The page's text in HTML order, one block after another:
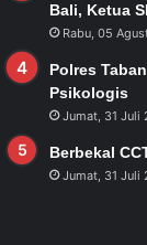
Bali, Ketua
Rabu, 05
Polres
Psikologis
Jumat, 31 Juli
Berbekal
Jumat, 31 Juli